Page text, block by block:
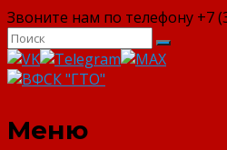
Звоните нам по телефону +7
ВФСК "ГТО"
Меню